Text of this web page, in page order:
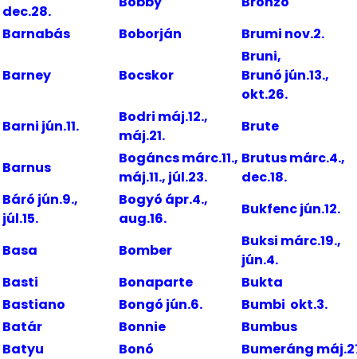
dec.28.
Barnabás
Boborján Brumi nov.2.
Barney Bocskor
Bruni,
Brunó jún.13.,
okt.26.
Barni jún.11.
Bodri máj.12.,
máj.21.
Brute
Barnus
Bogáncs márc.11.,
máj.11., júl.23.
Brutus márc.4.,
dec.18.
Báró jún.9.,
júl.15.
Bogyó ápr.4.,
aug.16.
Bukfenc jún.12.
Basa Bomber
Buksi márc.19.,
jún.4.
Basti
Bonaparte
Bukta
Bastiano
Bongó jún.6.
Bumbi okt.3.
Batár
Bonnie
Bumbus
Batyu
Bonó
Bumeráng